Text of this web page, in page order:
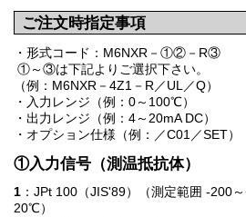
ご注文時指定事項
・形式コード：M6NXR－①②－R③
①～③は下記よりご選択下さい。
（例：M6NXR－4Z1－R／UL／Q）
・入力レンジ（例：0～100℃）
・出力レンジ（例：4～20mA DC）
・オプション仕様（例：／C01／SET）
①入力信号（測温抵抗体）
1 ：JPt 100（JIS'89）（測定範囲 -200
20℃）